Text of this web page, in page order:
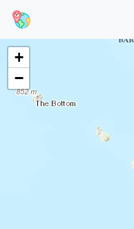
+
−